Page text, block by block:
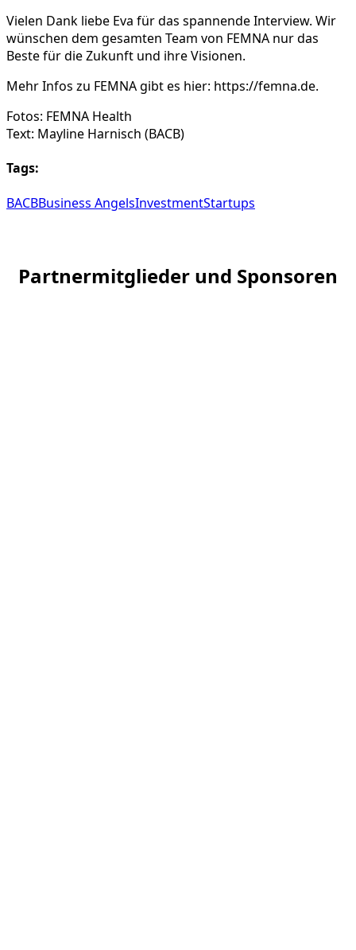
Vielen Dank liebe Eva für das spannende Interview. Wir
wünschen dem gesamten Team von FEMNA nur das
Beste für die Zukunft und ihre Visionen.
Mehr Infos zu FEMNA gibt es hier: https://femna.de.
Fotos: FEMNA Health
Text: Mayline Harnisch (BACB)
Tags:
BACBBusiness AngelsInvestmentStartups
Partnermitglieder und Sponsoren